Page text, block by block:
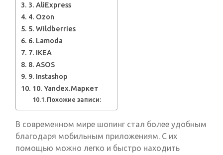
3. AliExpress
4. Ozon
5. Wildberries
6. Lamoda
7. IKEA
8. ASOS
9. Instashop
10. Yandex.Маркет
Похожие записи:
В современном мире шопинг стал более удобным
благодаря мобильным приложениям. С их
помощью можно легко и быстро находить